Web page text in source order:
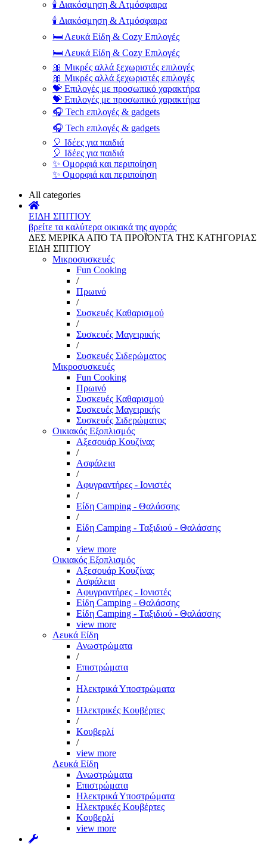
🕯️ Διακόσμηση & Ατμόσφαιρα
🕯️ Διακόσμηση & Ατμόσφαιρα
🛏️ Λευκά Είδη & Cozy Επιλογές
🛏️ Λευκά Είδη & Cozy Επιλογές
🎀 Μικρές αλλά ξεχωριστές επιλογές
🎀 Μικρές αλλά ξεχωριστές επιλογές
💝 Επιλογές με προσωπικό χαρακτήρα
💝 Επιλογές με προσωπικό χαρακτήρα
🎧 Tech επιλογές & gadgets
🎧 Tech επιλογές & gadgets
🎈 Ιδέες για παιδιά
🎈 Ιδέες για παιδιά
✨ Ομορφιά και περιποίηση
✨ Ομορφιά και περιποίηση
All categories
ΕΙΔΗ ΣΠΙΤΙΟΥ
βρείτε τα καλύτερα οικιακά της αγοράς
ΔΕΣ ΜΕΡΙΚΑ ΑΠΌ ΤΑ ΠΡΟΪΌΝΤΑ ΤΗΣ ΚΑΤΗΓΟΡΙΑΣ
ΕΙΔΗ ΣΠΙΤΙΟΥ
Μικροσυσκευές
Fun Cooking
/
Πρωινό
/
Συσκευές Καθαρισμού
/
Συσκευές Μαγειρικής
/
Συσκευές Σιδερώματος
Μικροσυσκευές
Fun Cooking
Πρωινό
Συσκευές Καθαρισμού
Συσκευές Μαγειρικής
Συσκευές Σιδερώματος
Οικιακός Εξοπλισμός
Αξεσουάρ Κουζίνας
/
Ασφάλεια
/
Αφυγραντήρες - Ιονιστές
/
Είδη Camping - Θαλάσσης
/
Είδη Camping - Ταξιδιού - Θαλάσσης
/
view more
Οικιακός Εξοπλισμός
Αξεσουάρ Κουζίνας
Ασφάλεια
Αφυγραντήρες - Ιονιστές
Είδη Camping - Θαλάσσης
Είδη Camping - Ταξιδιού - Θαλάσσης
view more
Λευκά Είδη
Ανωστρώματα
/
Επιστρώματα
/
Ηλεκτρικά Υποστρώματα
/
Ηλεκτρικές Κουβέρτες
/
Κουβερλί
/
view more
Λευκά Είδη
Ανωστρώματα
Επιστρώματα
Ηλεκτρικά Υποστρώματα
Ηλεκτρικές Κουβέρτες
Κουβερλί
view more